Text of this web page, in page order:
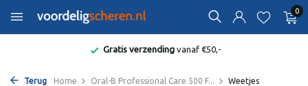
0
Gratis verzendingvanaf €50,-
Terug Home Oral-B Professional Care 500 F... Weetjes